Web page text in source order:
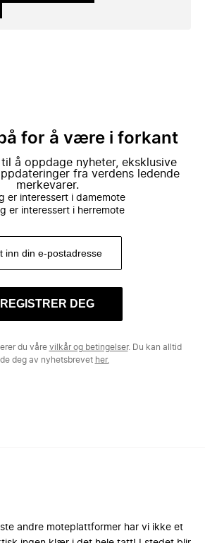
for å være i forkant
å oppdage nyheter, eksklusive
fra verdens ledende
merkevarer.
er interessert i damemote
er interessert i herremote
REGISTRER DEG
du våre vilkår og betingelser. Du kan alltid
deg av nyhetsbrevet her.
andre moteplattformer har vi ikke et